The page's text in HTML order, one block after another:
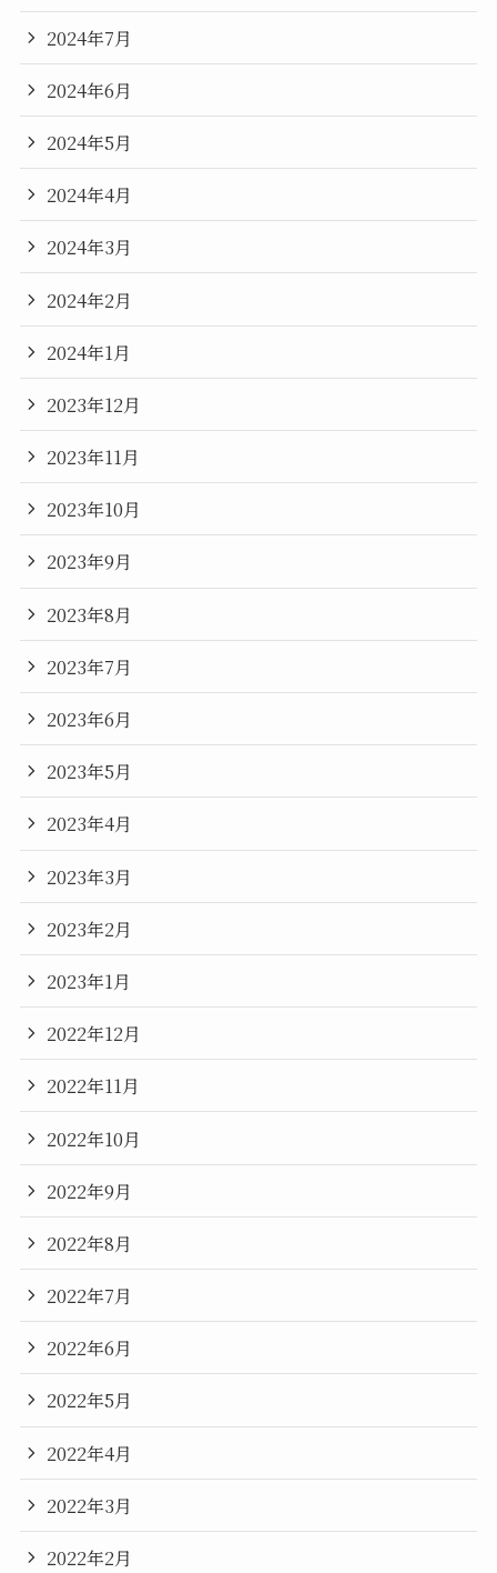
2024年7月
2024年6月
2024年5月
2024年4月
2024年3月
2024年2月
2024年1月
2023年12月
2023年11月
2023年10月
2023年9月
2023年8月
2023年7月
2023年6月
2023年5月
2023年4月
2023年3月
2023年2月
2023年1月
2022年12月
2022年11月
2022年10月
2022年9月
2022年8月
2022年7月
2022年6月
2022年5月
2022年4月
2022年3月
2022年2月